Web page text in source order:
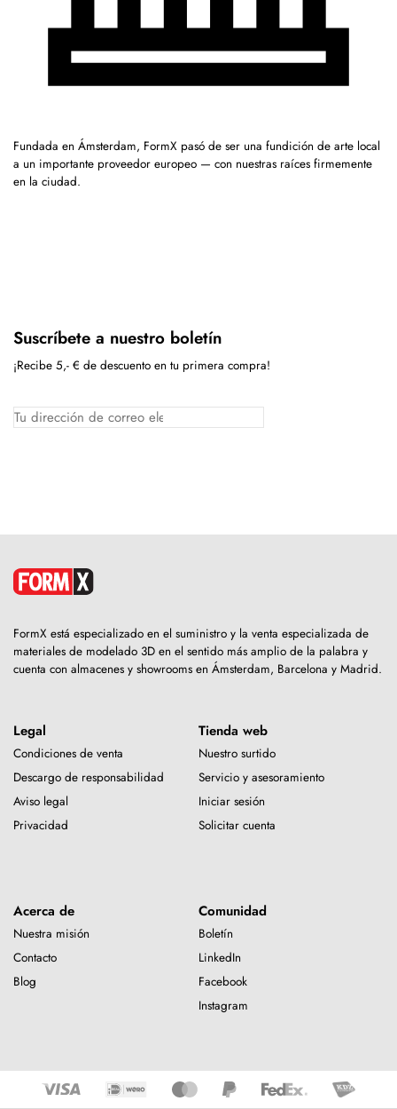
Fundada en Ámsterdam, FormX pasó de ser una fundición de arte local
a un importante proveedor europeo — con nuestras raíces firmemente
en la ciudad.
Suscríbete a nuestro boletín
¡Recibe 5,- € de descuento en tu primera compra!
FormX está especializado en el suministro y la venta especializada de
materiales de modelado 3D en el sentido más amplio de la palabra y
cuenta con almacenes y showrooms en Ámsterdam, Barcelona y Madrid.
Legal
Condiciones de venta
Descargo de responsabilidad
Aviso legal
Privacidad
Tienda web
Nuestro surtido
Servicio y asesoramiento
Iniciar sesión
Solicitar cuenta
Acerca de
Nuestra misión
Contacto
Blog
Comunidad
Boletín
LinkedIn
Facebook
Instagram